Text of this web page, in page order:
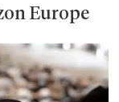
Europe